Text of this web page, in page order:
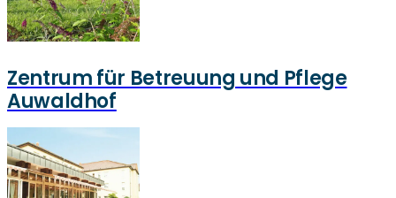
Zentrum für Betreuung und Pflege
Auwaldhof